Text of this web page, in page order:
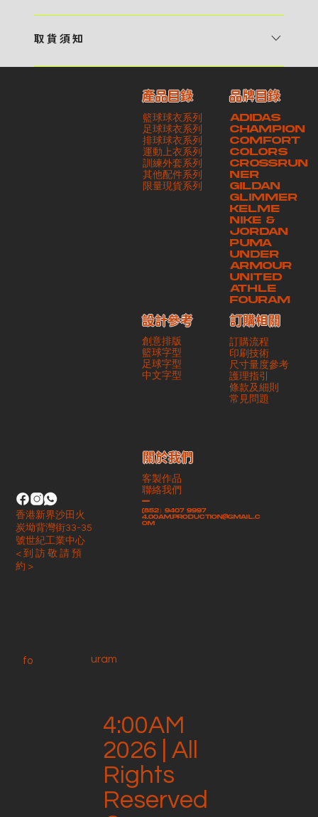
報價 貴客可透過電郵方式或 WhatsApp 平台提交定製資料，4AM 團
相關價目，貴客最終確認後將獲取正式完整單據，請安排繳付貨款訂金以
啟動貨品製作 4 / 商品印製 訂金核實後，4AM 團隊將隨即開始製作 5
/ 貨品提取 商品製作完成後，4AM 團隊將聯絡貴客安排貨款餘額及提取
貨品。貴客可選擇最適合的付款方式以及取貨安排
・ Payme ・ 現金機入數 ・ 銀行櫃檯入數 ・ ATM自動櫃員機轉帳 ・
交易單據。如貴客欲更改電郵地址，請與 4AM 團隊聯絡 - 貴客的付款
記錄可透過電郵 或 WhatsApp平台（ 請註明訂單編號 ）交予4AM 團
隊核實有關款項 - 任何轉帳或換匯交易手續費等額外費用，一概不歸屬
本公司之責任 - 貴客請於收獲本公司正式訂購單據後 3 個工作天內安排
付款。如未能按期繳付所需款項，貴客須緻交因逾期所衍生之額外行政費
取 貨 須 知
請與4AM團隊職員聯絡預約取貨時間｜​ ・ GoGoVan ｜即日完成配送
服務｜運費由貴客現金支付司機｜ ・ 順豐速運 ｜貨件運送需要多於2－
3個工作天｜到付｜​ - 貴客請於貨品可取日起之 10 個工作天內安排提取
貨品，如逾期未取，本公司將不予保存相關貨品。有關貨款訂金將不予歸
還，貴客仍須負責貨款餘額 - 貴客請於收貨時小心核對貨品數量及檢查
貨品品質 - 基於 S.F. Express / GoGoVan 等託運商為第三方服務，
本公司將保證貨品安全到達第三方手中。如第三方在運送過程中引致任何
有關貨品之遺失、損毀、誤投或運送延誤，本公司一律不負責
4:00AM
2026 | All
Rights
Reserved
產品目錄
籃球球衣系列
足球球衣系列
排球球衣系列
運動上衣系列
訓練外套系列
其他配件系列
​限量現貨系列
ADIDAS
CHAMPION
COMFORT
COLORS
CROSSRUN
NER
GILDAN
GLIMMER
KELME
NIKE &
JORDAN
PUMA
UNDER
ARMOUR
UNITED
ATHLE
FOURAM
品牌目錄
創意排版
籃球字型
足球字型
​中文字型
設計參考
訂購流程
印刷技術
尺寸量度參考
護理指引
條款及細則
​常見問題
訂購相關
客製作品
聯絡我們
-
(852）9407 9997
4.00am.production@gmail.c
om
​關於我們
香港新界沙田火
炭坳背灣街33-35
號世紀工業中心
< 到 訪 敬 請 預
約 >
fo uram